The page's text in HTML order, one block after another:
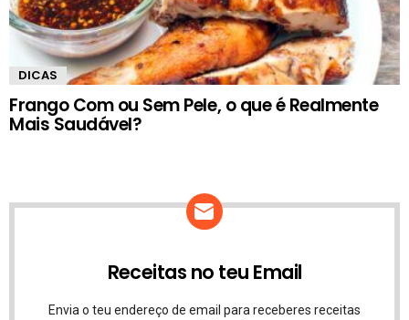
DICAS
Frango Com ou Sem Pele, o que é Realmente
Mais Saudável?
Receitas no teu Email
Envia o teu endereço de email para receberes receitas